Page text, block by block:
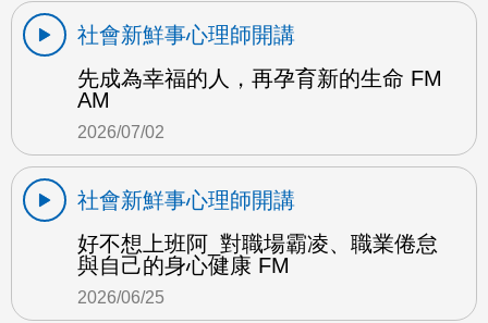
社會新鮮事心理師開講
先成為幸福的人，再孕育新的生命 FM
AM
2026/07/02
社會新鮮事心理師開講
好不想上班阿_對職場霸凌、職業倦怠
與自己的身心健康 FM
2026/06/25